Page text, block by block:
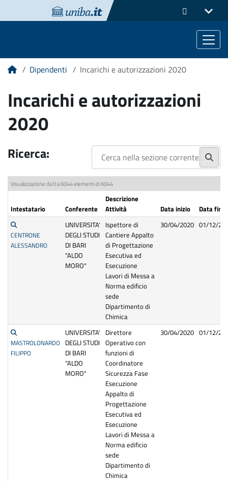
HomeDipendenti Incarichi e autorizzazioni 2020
Incarichi e autorizzazioni
2020
Ricerca:
Visualizzazione da 0 a 6044 elementi di 6044
Intestatario Conferente
Descrizione
Attività
Data inizio Data fine
CENTRONE
ALESSANDRO
UNIVERSITA'
DEGLI STUDI
DI BARI
"ALDO
MORO"
Ispettore di
Cantiere Appalto
di Progettazione
Esecutiva ed
Esecuzione
Lavori di Messa a
Norma edificio
sede
Dipartimento di
Chimica
30/04/2020 01/12/
MASTROLONARDO
FILIPPO
UNIVERSITA'
DEGLI STUDI
DI BARI
"ALDO
MORO"
Direttore
Operativo con
funzioni di
Coordinatore
Sicurezza Fase
Esecuzione
Appalto di
Progettazione
Esecutiva ed
Esecuzione
Lavori di Messa a
Norma edificio
sede
Dipartimento di
Chimica
30/04/2020 01/12/